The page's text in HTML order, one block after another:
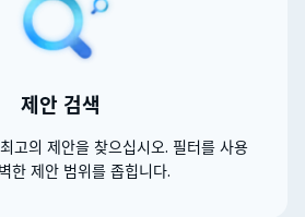
제안 검색
고의 제안을 찾으십시오. 필터를 사용
한 제안 범위를 좁힙니다.